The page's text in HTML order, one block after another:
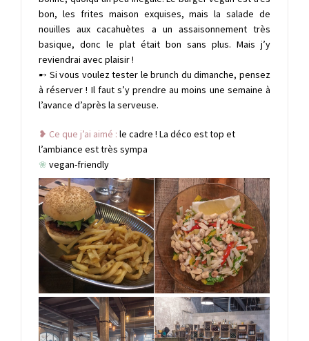
bon, les frites maison exquises, mais la salade de
nouilles aux cacahuètes a un assaisonnement très
basique, donc le plat était bon sans plus. Mais j’y
reviendrai avec plaisir !
➸ Si vous voulez tester le brunch du dimanche, pensez
à réserver ! Il faut s’y prendre au moins une semaine à
l’avance d’après la serveuse.
❥ Ce que j’ai aimé : le cadre ! La déco est top et
l’ambiance est très sympa
❀ vegan-friendly